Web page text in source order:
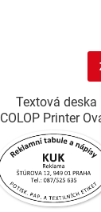
Textová deska
COLOP Printer